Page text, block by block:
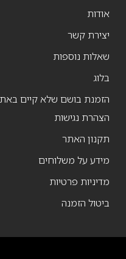
אודות
יצירת קשר
שאלות נוספות
בלוג
הזמנת בושם שלא קיים
הצהרת נגישות
תקנון האתר
מידע על משלוחים
מדיניות פרטיות
ביטול הזמנה